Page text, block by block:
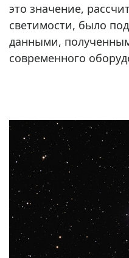
это значение,
светимости, было
данными,
современного